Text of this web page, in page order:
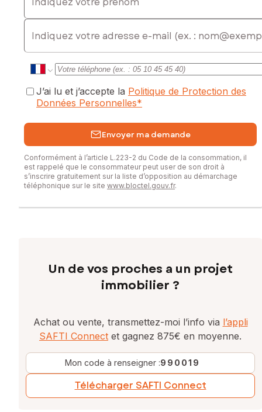
E-mail
J’ai lu et j’accepte la Politique de Protection des
Données Personnelles*
Envoyer ma demande
Conformément à l’article L.223-2 du Code de la consommation, il
est rappelé que le consommateur peut user de son droit à
s’inscrire gratuitement sur la liste d’opposition au démarchage
téléphonique sur le site www.bloctel.gouv.fr.
Un de vos proches a un projet
immobilier ?
Achat ou vente, transmettez-moi l’info via l’appli
SAFTI Connect et gagnez 875€ en moyenne.
Mon code à renseigner :990019
Télécharger SAFTI Connect